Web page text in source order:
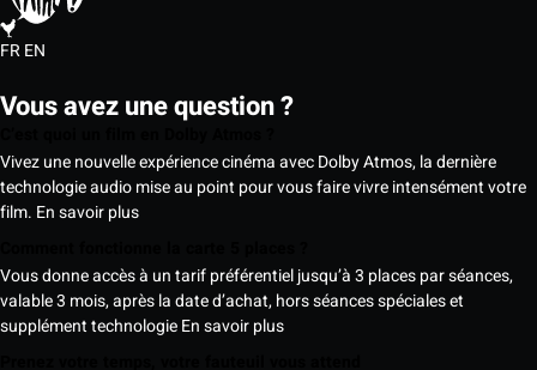
FREN
Vous avez une question ?
Vivez une nouvelle expérience cinéma avec Dolby Atmos, la dernière
technologie audio mise au point pour vous faire vivre intensément votre
film. En savoir plus
Vous donne accès à un tarif préférentiel jusqu’à 3 places par séances,
valable 3 mois, après la date d’achat, hors séances spéciales et
supplément technologieEn savoir plus